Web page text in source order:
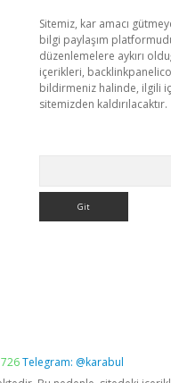
Sitemiz, kar amacı
bilgi paylaşım
düzenlemelere aykırı
içerikleri,
bildirmeniz halinde, ilgili
sitemizden kaldırılacaktır.
Telegram: @karabul